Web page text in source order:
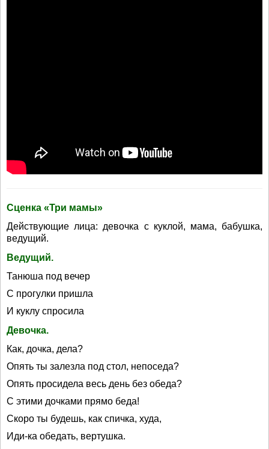
Сценка «Три мамы»
Действующие лица: девочка с куклой, мама, бабушка,
ведущий.
Ведущий.
Танюша под вечер
С прогулки пришла
И куклу спросила
Девочка.
Как, дочка, дела?
Опять ты залезла под стол, непоседа?
Опять просидела весь день без обеда?
С этими дочками прямо беда!
Скоро ты будешь, как спичка, худа,
Иди-ка обедать, вертушка.